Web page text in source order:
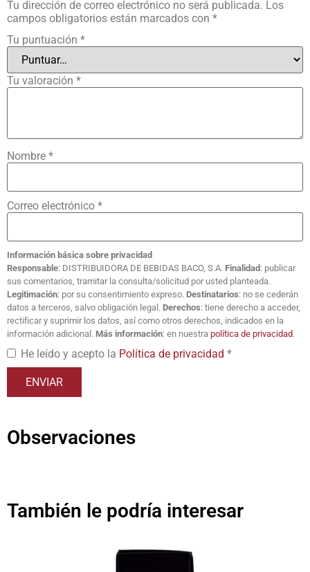
Tu dirección de correo electrónico no será publicada. Los
campos obligatorios están marcados con *
Tu puntuación *
Tu valoración *
Nombre *
Correo electrónico *
Información básica sobre privacidad
Responsable: DISTRIBUIDORA DE BEBIDAS BACO, S.A. Finalidad : publicar
sus comentarios, tramitar la consulta/solicitud por usted planteada.
Legitimación: por su consentimiento expreso. Destinatarios: no se cederán
datos a terceros, salvo obligación legal. Derechos: tiene derecho a acceder,
rectificar y suprimir los datos, así como otros derechos, indicados en la
información adicional. Más información: en nuestra política de privacidad.
He leído y acepto la Política de privacidad *
Observaciones
También le podría interesar